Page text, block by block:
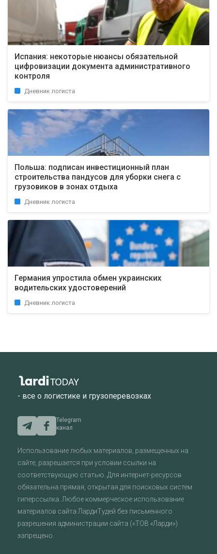
Испания: некоторые нюансы обязательной
цифровизации документа административного
контроля
Дневник логиста
Польша: подписан инвестиционный план
строительства пандусов для уборки снега с
грузовиков в зонах отдыха
Дневник логиста
Германия упростила обмен украинских
водительских удостоверений
Дневник логиста
- все о логистике и грузоперевозках
Telegram
канал
Использование любых материалов, размещенных на
сайте, разрешается при условии ссылки на
соответствующую статью. Для интернет-ресурсов
обязательна прямая, открытая для поисковых систем
гиперссылка. Любое коммерческое использование
материалов сайта ЛардиТудей без письменного
разрешения администрации сайта («ТОВ «Ларди»)
запрещено.